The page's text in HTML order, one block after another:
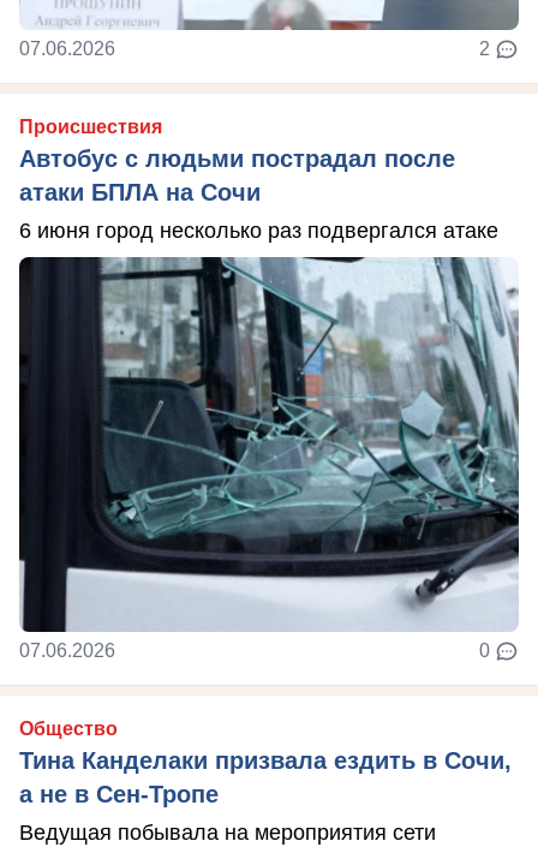
07.06.2026 2
Происшествия
Автобус с людьми пострадал после
атаки БПЛА на Сочи
6 июня город несколько раз подвергался атаке
07.06.2026 0
Общество
Тина Канделаки призвала ездить в Сочи,
а не в Сен-Тропе
Ведущая побывала на мероприятия сети